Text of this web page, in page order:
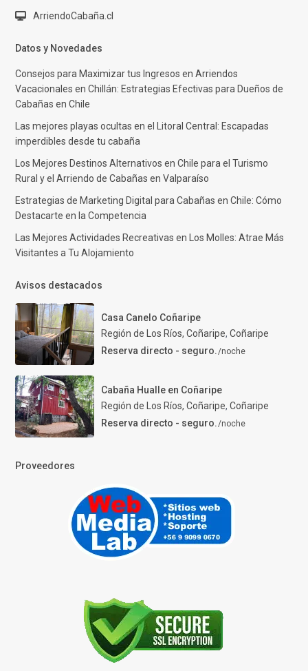
ArriendoCabaña.cl
Datos y Novedades
Consejos para Maximizar tus Ingresos en Arriendos
Vacacionales en Chillán: Estrategias Efectivas para Dueños de
Cabañas en Chile
Las mejores playas ocultas en el Litoral Central: Escapadas
imperdibles desde tu cabaña
Los Mejores Destinos Alternativos en Chile para el Turismo
Rural y el Arriendo de Cabañas en Valparaíso
Estrategias de Marketing Digital para Cabañas en Chile: Cómo
Destacarte en la Competencia
Las Mejores Actividades Recreativas en Los Molles: Atrae Más
Visitantes a Tu Alojamiento
Avisos destacados
Casa Canelo Coñaripe
Región de Los Ríos, Coñaripe, Coñaripe
Reserva directo - seguro./noche
Cabaña Hualle en Coñaripe
Región de Los Ríos, Coñaripe, Coñaripe
Reserva directo - seguro./noche
Proveedores